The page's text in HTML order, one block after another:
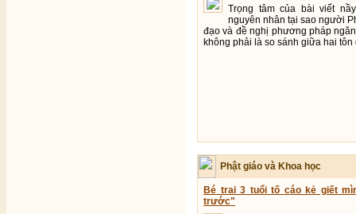
Trọng tâm của bài viết
nguyên nhân tại sao người
đạo và đề nghị phương pháp
không phải là so sánh giữa hai tôn
Phật giáo và Khoa học
Bé trai 3 tuổi tố cáo kẻ giết
trước"